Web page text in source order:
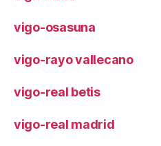
vigo-osasuna
vigo-rayo vallecano
vigo-real betis
vigo-real madrid